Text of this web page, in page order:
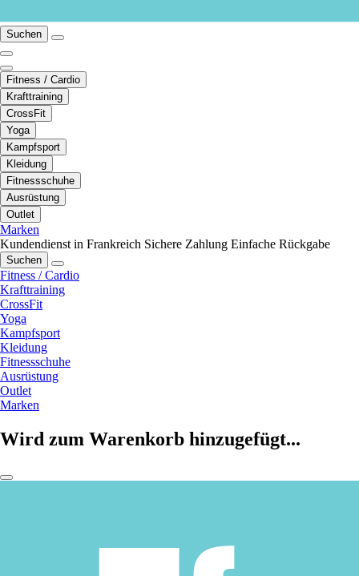
Suchen
Fitness / Cardio
Krafttraining
CrossFit
Yoga
Kampfsport
Kleidung
Fitnessschuhe
Ausrüstung
Outlet
Marken
Kundendienst in Frankreich Sichere Zahlung Einfache Rückgabe
Suchen
Fitness / Cardio
Krafttraining
CrossFit
Yoga
Kampfsport
Kleidung
Fitnessschuhe
Ausrüstung
Outlet
Marken
Wird zum Warenkorb hinzugefügt...